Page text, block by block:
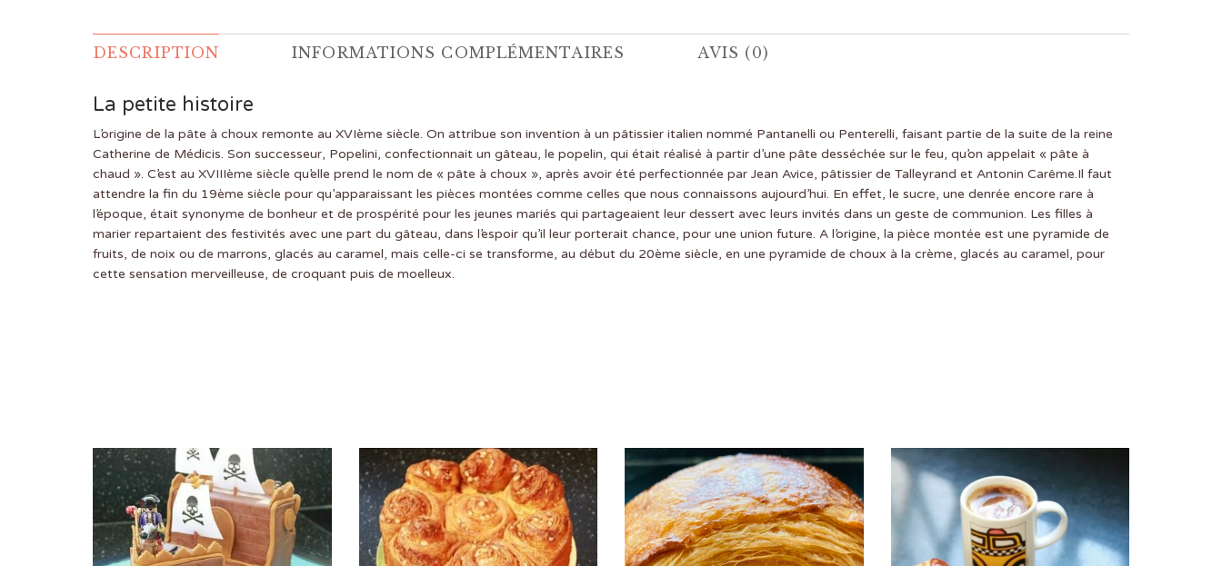
DESCRIPTION INFORMATIONS COMPLÉMENTAIRES AVIS (0)
La petite histoire
L’origine de la pâte à choux remonte au XVIème siècle. On attribue son invention à un pâtissier italien nommé Pantanelli ou Penterelli, faisant partie de la suite de la reine
Catherine de Médicis. Son successeur, Popelini, confectionnait un gâteau, le popelin, qui était réalisé à partir d’une pâte desséchée sur le feu, qu’on appelait « pâte à
chaud ». C’est au XVIIIème siècle qu’elle prend le nom de « pâte à choux », après avoir été perfectionnée par Jean Avice, pâtissier de Talleyrand et Antonin Carême.Il faut
attendre la fin du 19ème siècle pour qu’apparaissant les pièces montées comme celles que nous connaissons aujourd’hui. En effet, le sucre, une denrée encore rare à
l’époque, était synonyme de bonheur et de prospérité pour les jeunes mariés qui partageaient leur dessert avec leurs invités dans un geste de communion. Les filles à
marier repartaient des festivités avec une part du gâteau, dans l’espoir qu’il leur porterait chance, pour une union future. A l’origine, la pièce montée est une pyramide de
fruits, de noix ou de marrons, glacés au caramel, mais celle-ci se transforme, au début du 20ème siècle, en une pyramide de choux à la crème, glacés au caramel, pour
cette sensation merveilleuse, de croquant puis de moelleux.